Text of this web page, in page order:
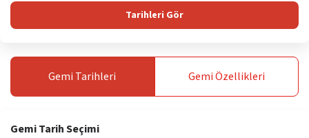
Tarihleri Gör
Gemi Tarihleri GemiÖzellikleri
GemiTarih Seçimi